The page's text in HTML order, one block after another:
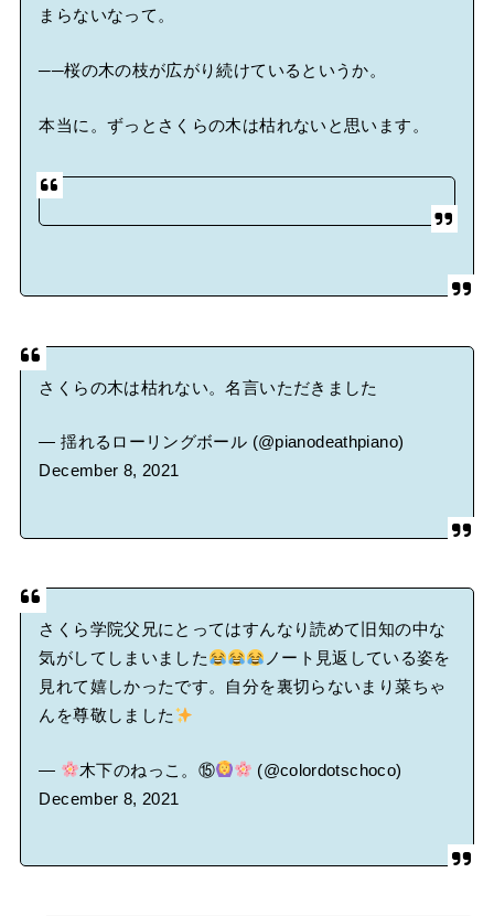
まらないなって。
──桜の木の枝が広がり続けているというか。
本当に。ずっとさくらの木は枯れないと思います。
さくらの木は枯れない。名言いただきました
— 揺れるローリングボール (@pianodeathpiano)
December 8, 2021
さくら学院父兄にとってはすんなり読めて旧知の中な
気がしてしまいました
ノート見返している姿を
見れて嬉しかったです。自分を裏切らないまり菜ちゃ
んを尊敬しました
— 木下のねっこ。⑮
(@colordotschoco)
December 8, 2021